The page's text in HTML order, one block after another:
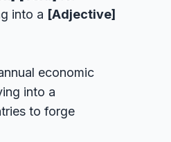
into a [Adjective]
economic
into a
to forge